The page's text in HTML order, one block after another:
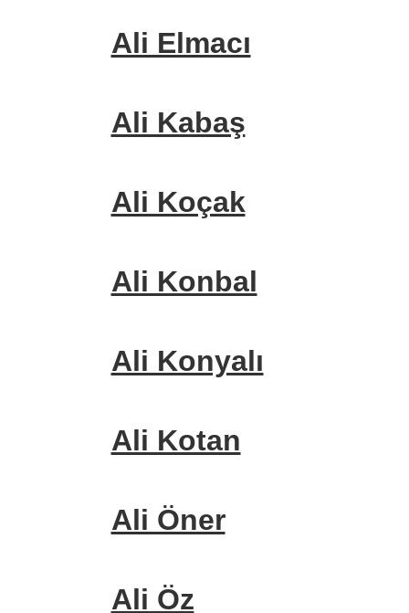
Ali Elmacı
Ali Kabaş
Ali Koçak
Ali Konbal
Ali Konyalı
Ali Kotan
Ali Öner
Ali Öz